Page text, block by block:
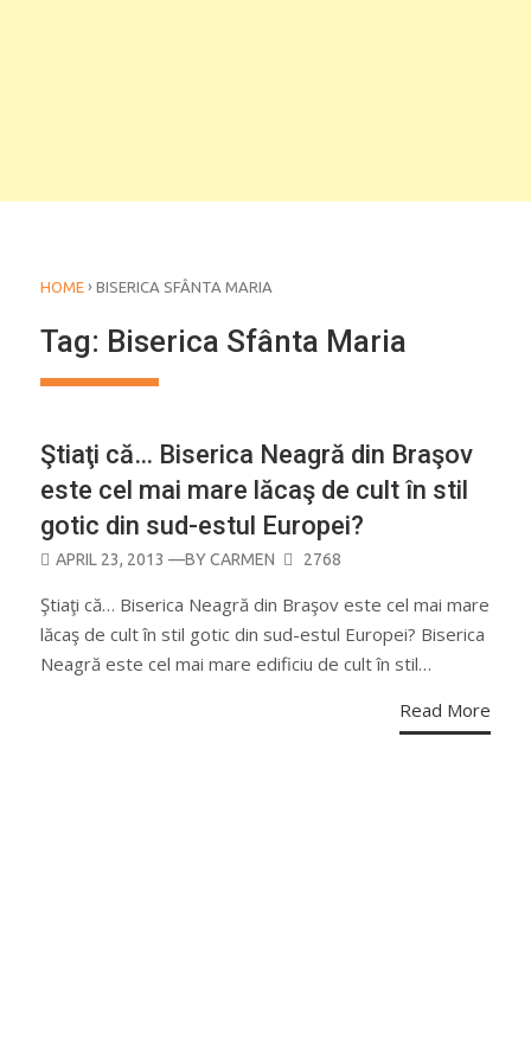
HOME › BISERICA SFÂNTA MARIA
Tag: Biserica Sfânta Maria
Ştiaţi că… Biserica Neagră din Braşov
este cel mai mare lăcaş de cult în stil
gotic din sud-estul Europei?
POSTED
APRIL 23, 2013 —BYCARMEN 2768
Ştiaţi că… Biserica Neagră din Braşov este cel mai mare
lăcaş de cult în stil gotic din sud-estul Europei? Biserica
Neagră este cel mai mare edificiu de cult în stil…
Read More